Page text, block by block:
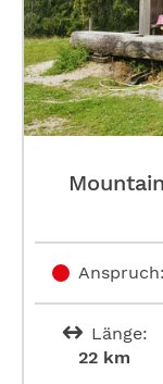
Anspruch:
Länge:
22 km